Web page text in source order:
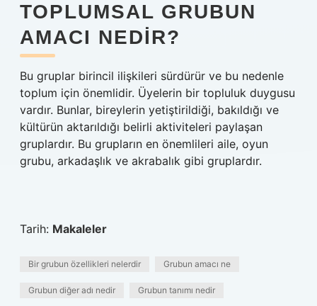
TOPLUMSAL GRUBUN
AMACI NEDIR?
Bu gruplar birincil ilişkileri sürdürür ve bu nedenle
toplum için önemlidir. Üyelerin bir topluluk duygusu
vardır. Bunlar, bireylerin yetiştirildiği, bakıldığı ve
kültürün aktarıldığı belirli aktiviteleri paylaşan
gruplardır. Bu grupların en önemlileri aile, oyun
grubu, arkadaşlık ve akrabalık gibi gruplardır.
Tarih: Makaleler
Bir grubun özellikleri nelerdir Grubun amacı ne
Grubun diğer adı nedir Grubun tanımı nedir